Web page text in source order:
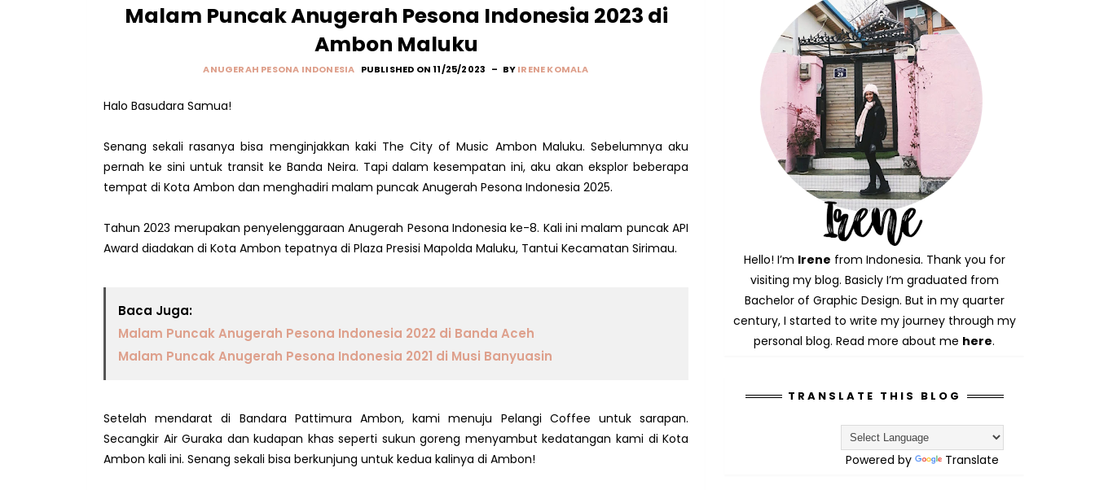
Malam Puncak Anugerah Pesona Indonesia 2023 di
Ambon Maluku
ANUGERAH PESONA INDONESIA PUBLISHED ON 11/25/2023 BYIRENE KOMALA
Halo Basudara Samua!
Senang sekali rasanya bisa menginjakkan kaki The City of Music Ambon Maluku. Sebelumnya aku
pernah ke sini untuk transit ke Banda Neira. Tapi dalam kesempatan ini, aku akan eksplor beberapa
tempat di Kota Ambon dan menghadiri malam puncak Anugerah Pesona Indonesia 2025.
Tahun 2023 merupakan penyelenggaraan Anugerah Pesona Indonesia ke-8. Kali ini malam puncak API
Award diadakan di Kota Ambon tepatnya di Plaza Presisi Mapolda Maluku, Tantui Kecamatan Sirimau.
Baca Juga:
Malam Puncak Anugerah Pesona Indonesia 2022 di Banda Aceh
Malam Puncak Anugerah Pesona Indonesia 2021 di Musi Banyuasin
Setelah mendarat di Bandara Pattimura Ambon, kami menuju Pelangi Coffee untuk sarapan.
Secangkir Air Guraka dan kudapan khas seperti sukun goreng menyambut kedatangan kami di Kota
Ambon kali ini. Senang sekali bisa berkunjung untuk kedua kalinya di Ambon!
Hello! I’m Irene from Indonesia. Thank you for
visiting my blog. Basicly I’m graduated from
Bachelor of Graphic Design. But in my quarter
century, I started to write my journey through my
personal blog. Read more about me here.
TRANSLATE THIS BLOG
Powered by Translate